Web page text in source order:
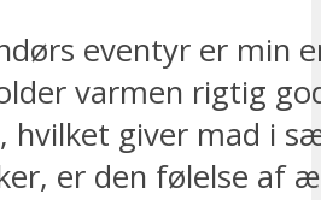
eventyr er min
varmen rigtig
hvilket giver mad i
er den følelse af